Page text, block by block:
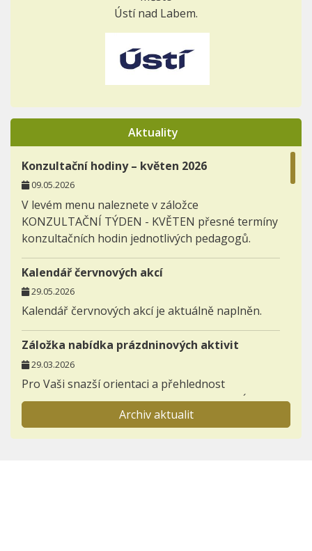
Ústí nad Labem.
Aktuality
Konzultační hodiny – květen 2026
09.05.2026
V levém menu naleznete v záložce
KONZULTAČNÍ TÝDEN - KVĚTEN přesné termíny
konzultačních hodin jednotlivých pedagogů.
Kalendář červnových akcí
29.05.2026
Kalendář červnových akcí je aktuálně naplněn.
Záložka nabídka prázdninových aktivit
29.03.2026
Pro Vaši snazší orientaci a přehlednost
zakládáme novou záložku AKTIVITY - NABÍDKA
PRÁZDNINOVÝCH AKTIVIT.
Archiv aktualit